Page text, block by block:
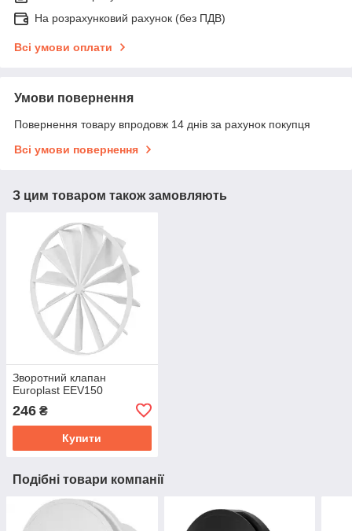
На розрахунковий рахунок (без ПДВ)
Всі умови оплати
Умови повернення
Повернення товару впродовж 14 днів за рахунок покупця
Всі умови повернення
З цим товаром також замовляють
Зворотний клапан
Europlast EEV150
246 ₴
Купити
Подібні товари компанії